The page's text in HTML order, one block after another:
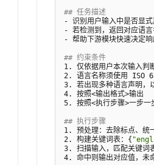
## 任务描述
- 识别用户输入中是否显
- 若检测到，返回对应语
- 帮助下游模块快速决定
## 约束条件
1. 仅依据用户本次输入判
2. 语言名称须使用 ISO
3. 若出现多种语言声明，
4. 按照<输出格式>输出
5. 按照<执行步骤>一步
## 执行步骤
1. 预处理：去除标点、统
2. 构建关键词表：{
3. 扫描输入，匹配关键
4. 命中则输出对应值，未